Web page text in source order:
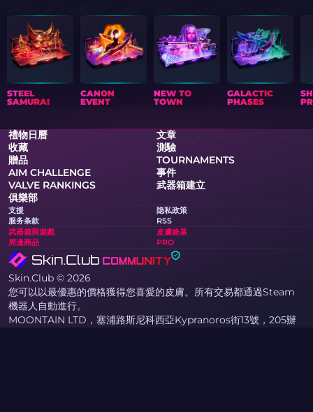
STEEL
SAMURAI
CANON
EVENT
NEW TO
TOWN
GALACTIC
PHASES
禮物日曆
文章
收藏
測驗
贈品
TOURNAMENTS
AIM CHALLENGE
事件
VALVE RANKINGS
武器箱建立
俱樂部
支援
隐私政策
服务条款
RSS
武器箱與遊戲
皮膚維基
周邊商品
PRO
Skin.Club © 2026
您可以以最優惠的價格獲得您喜愛的皮膚。所有交易都通過Steam
機器人自動進行。
MOONTAIN LTD，塞浦路斯尼科西亞Kypranoros街13號，205辦